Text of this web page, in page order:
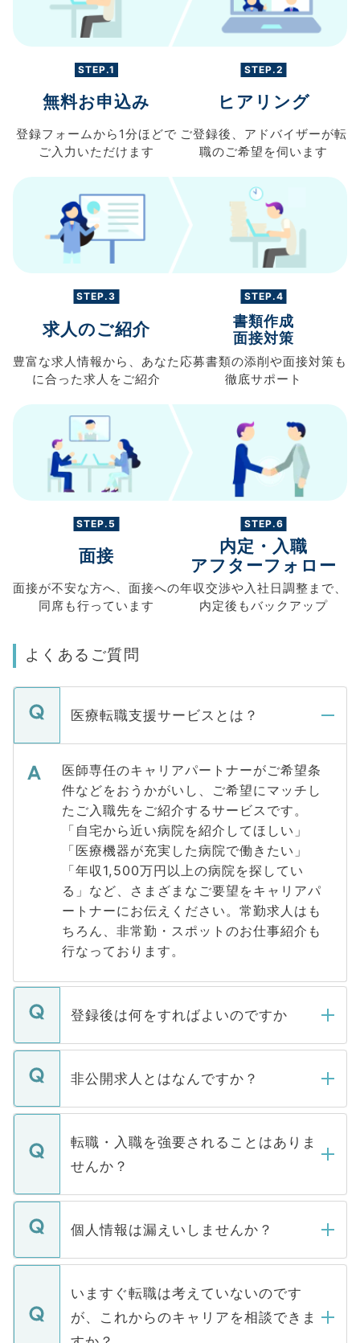
STEP.1
無料お申込み
登録フォームから 1分ほどで
ご入力 いただけます
STEP.2
ヒアリング
ご登録後、 アドバイザーが転
職のご希望を伺います
STEP.3
求人のご紹介
豊富な求人情報から、 あなた
に合った求人を ご紹介
STEP.4
書類作成
面接対策
応募書類の添削や面接対策も
徹底サポート
STEP.5
面接
面接が不安な方へ、 面接への
同席も行っています
STEP.6
内定・入職
アフターフォロー
年収交渉や入社日調整まで、
内定後もバックアップ
よくあるご質問
医療転職支援サービスとは？
医師専任のキャリアパートナーがご希望条
件などをおうかがいし、ご希望にマッチし
たご入職先をご紹介するサービスです。
「自宅から近い病院を紹介してほしい」
「医療機器が充実した病院で働きたい」
「年収1,500万円以上の病院を探してい
る」など、さまざまなご要望をキャリアパ
ートナーにお伝えください。常勤求人はも
ちろん、非常勤・スポットのお仕事紹介も
行なっております。
登録後は何をすればよいのですか
ご登録いただきましたら、弊社担当者がご
登録内容を確認し、その後メールもしくは
ます。通常、5営業日以内にはご連絡をせて
いただきますので、しばらくお待ちくださ
非公開求人とはなんですか？
マイナビDOCTORで取り扱っている求人の
うち約3割は、Webサイトからご覧いただ
けない「非公開求人」です。非公開求人は
下記の理由によって、一般には公開してい
ません。
■応募殺到を避けるため 人気のある医療機
関を公にしてしまうと、応募が殺到する場
に、医療機関が求める条件に合った人材の
みを人材紹介会社に依頼するケースが増え
ています。
転職・入職を強要されることはありま
せんか？
転職・入職を強要することは一切ありませ
ん。また、仮に応募先から内定をいただい
定を承諾する必要はありません。内定先へ
の辞退の連絡はキャリアパートナーが行い
個人情報は漏えいしませんか？
個人情報が漏えいすることはありませんの
で、ご安心ください。当サイトからの登録
などで収集したご登録者様の個人情報は、
ご本人のキャリアアップおよび転職活動の
いますぐ転職は考えていないのです
が、これからのキャリアを相談できま